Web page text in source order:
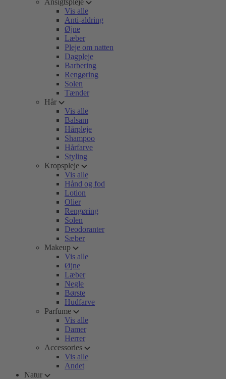
Ansigtspleje
Vis alle
Anti-aldring
Øjne
Læber
Pleje om natten
Dagpleje
Barbering
Rengøring
Solen
Tænder
Hår
Vis alle
Balsam
Hårpleje
Shampoo
Hårfarve
Styling
Kropspleje
Vis alle
Hånd og fod
Lotion
Olier
Rengøring
Solen
Deodoranter
Sæber
Makeup
Vis alle
Øjne
Læber
Negle
Børste
Hudfarve
Parfume
Vis alle
Damer
Herrer
Accessories
Vis alle
Andet
Natur